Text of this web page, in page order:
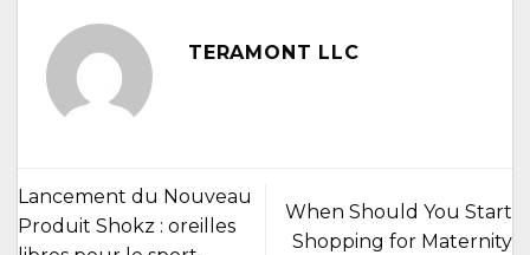
TERAMONT LLC
Lancement du Nouveau
Produit Shokz : oreilles
When Should You Start
Shopping for Maternity